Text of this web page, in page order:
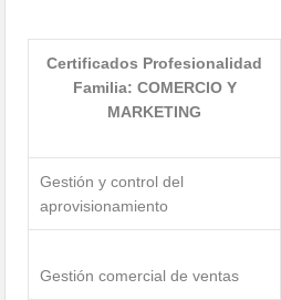
Certificados Profesionalidad
Familia: COMERCIO Y
MARKETING
Gestión y control del
aprovisionamiento
Gestión comercial de ventas